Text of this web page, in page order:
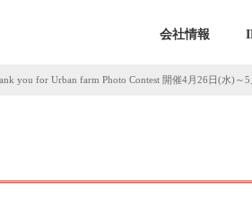
会社情報
you for Urban farm Photo Contest 開催4月26日(水)～